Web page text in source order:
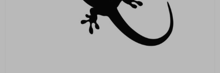
Price
22,00 €